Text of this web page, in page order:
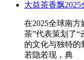
大益茶香飘
在2025全球南
茶”代表策划了“
的文化与独特的
若隐若现，典